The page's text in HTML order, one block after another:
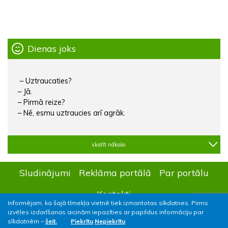
Informējam, ka šajā tīmekļa vietnē tiek izmantotas sīkdatnes. Pirms
izvēles izdarīšanas aicinām iepazīties ar papildus informāciju par
sīkdatnēm – šeit. Piekrītu Nepiekrītu
Dienas joks
– Uztraucaties?
– Jā.
– Pirmā reize?
– Nē, esmu uztraucies arī agrāk.
skatīt nākošo
Sludinājumi Reklāma portālā
Par portālu
Kontakti